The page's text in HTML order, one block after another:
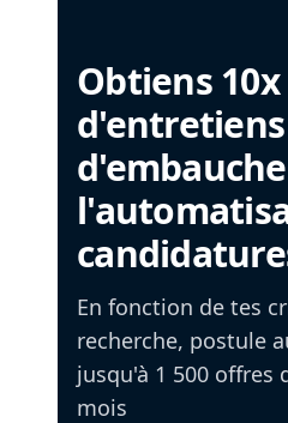
Obtiens
d'entretiens
En fonction de tes
recherche, postule
jusqu'à 1 500 offres
mois